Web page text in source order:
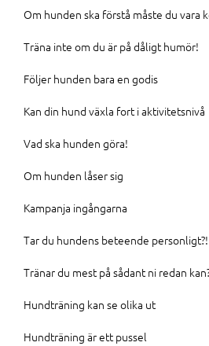
Om hunden ska förstå måste du vara
Träna inte om du är på dåligt humör!
Följer hunden bara en godis
Kan din hund växla fort i aktivitetsnivå
Vad ska hunden göra!
Om hunden låser sig
Kampanja ingångarna
Tar du hundens beteende personligt?!
Tränar du mest på sådant ni redan
Hundträning kan se olika ut
Hundträning är ett pussel